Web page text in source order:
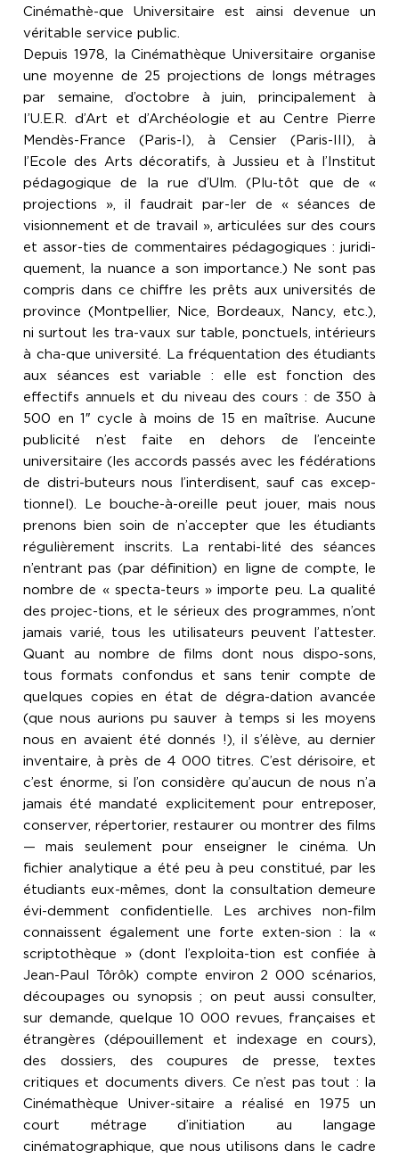
Cinémathè-que Universitaire est ainsi devenue un
véritable service public.
Depuis 1978, la Cinémathèque Universitaire organise
une moyenne de 25 projections de longs métrages
par semaine, d’octobre à juin, principalement à
I’U.E.R. d’Art et d’Archéologie et au Centre Pierre
Mendès-France (Paris-I), à Censier (Paris-III), à
l’Ecole des Arts décoratifs, à Jussieu et à l’Institut
pédagogique de la rue d’Ulm. (Plu-tôt que de «
projections », il faudrait par-ler de « séances de
visionnement et de travail », articulées sur des cours
et assor-ties de commentaires pédagogiques : juridi-
quement, la nuance a son importance.) Ne sont pas
compris dans ce chiffre les prêts aux universités de
province (Montpellier, Nice, Bordeaux, Nancy, etc.),
ni surtout les tra-vaux sur table, ponctuels, intérieurs
à cha-que université. La fréquentation des étudiants
aux séances est variable : elle est fonction des
effectifs annuels et du niveau des cours : de 350 à
500 en 1″ cycle à moins de 15 en maîtrise. Aucune
publicité n’est faite en dehors de l’enceinte
universitaire (les accords passés avec les fédérations
de distri-buteurs nous l’interdisent, sauf cas excep-
tionnel). Le bouche-à-oreille peut jouer, mais nous
prenons bien soin de n’accepter que les étudiants
régulièrement inscrits. La rentabi-lité des séances
n’entrant pas (par définition) en ligne de compte, le
nombre de « specta-teurs » importe peu. La qualité
des projec-tions, et le sérieux des programmes, n’ont
jamais varié, tous les utilisateurs peuvent l’attester.
Quant au nombre de films dont nous dispo-sons,
tous formats confondus et sans tenir compte de
quelques copies en état de dégra-dation avancée
(que nous aurions pu sauver à temps si les moyens
nous en avaient été donnés !), il s’élève, au dernier
inventaire, à près de 4 000 titres. C’est dérisoire, et
c’est énorme, si l’on considère qu’aucun de nous n’a
jamais été mandaté explicitement pour entreposer,
conserver, répertorier, restaurer ou montrer des films
— mais seulement pour enseigner le cinéma. Un
fichier analytique a été peu à peu constitué, par les
étudiants eux-mêmes, dont la consultation demeure
évi-demment confidentielle. Les archives non-film
connaissent également une forte exten-sion : la «
scriptothèque » (dont l’exploita-tion est confiée à
Jean-Paul Tôrôk) compte environ 2 000 scénarios,
découpages ou synopsis ; on peut aussi consulter,
sur demande, quelque 10 000 revues, françaises et
étrangères (dépouillement et indexage en cours),
des dossiers, des coupures de presse, textes
critiques et documents divers. Ce n’est pas tout : la
Cinémathèque Univer-sitaire a réalisé en 1975 un
court métrage d’initiation au langage
cinématographique, que nous utilisons dans le cadre